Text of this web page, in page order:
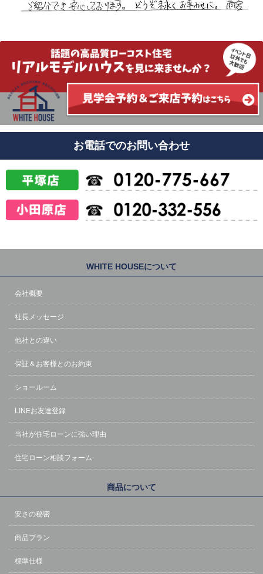
お電話でのお問い合わせ
WHITE HOUSEについて
会社概要
社長メッセージ
他社との違い
保証＆お客様とのお約束
ショールーム
LINEお友達登録
当社が住宅ローンに強い理由
住宅ローン相談フォーム
商品について
安さの秘密
商品プラン
標準仕様